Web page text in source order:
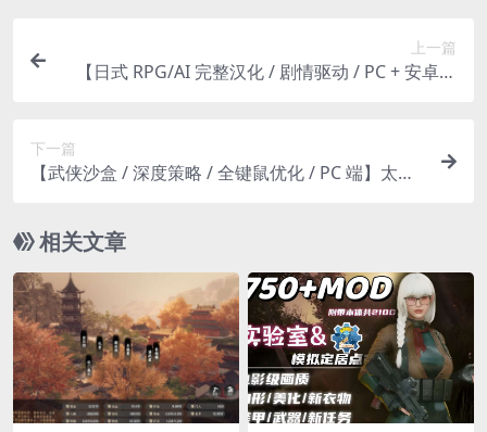
上一篇
【日式 RPG/AI 完整汉化 / 剧情驱动 / PC + 安卓双
版【1.5G / 新作】
下一篇
【武侠沙盒 / 深度策略 / 全键鼠优化 / PC 端】太吾
3【含性能优化 / BUG 修复】
相关文章